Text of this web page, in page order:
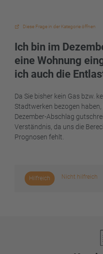
Diese Frage in der Kategorie öffnen
Ich bin im
eine Wohnung
ich auch die
Da Sie bisher kein Gas bzw.
Stadtwerken bezogen
Dezember-Abschlag
Verständnis, da uns die
Prognosen fehlt.
Hilfreich Nicht hilfreich